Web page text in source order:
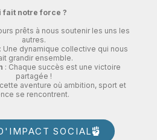
fait notre force ?
prêts à nous soutenir les uns les
autres.
: Une dynamique collective qui nous
grandir ensemble.
: Chaque succès est une victoire
partagée !
aventure où ambition, sport et
se rencontrent.
SOCIAL